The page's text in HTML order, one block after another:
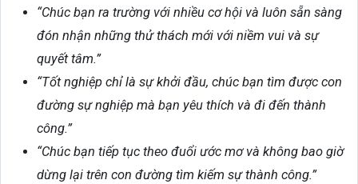
“Chúc bạn ra trường với nhiều cơ hội và luôn sẵn sàng
đón nhận những thử thách mới với niềm vui và sự
quyết tâm.”
“Tốt nghiệp chỉ là sự khởi đầu, chúc bạn tìm được con
đường sự nghiệp mà bạn yêu thích và đi đến thành
công.”
“Chúc bạn tiếp tục theo đuổi ước mơ và không bao giờ
dừng lại trên con đường tìm kiếm sự thành công.”